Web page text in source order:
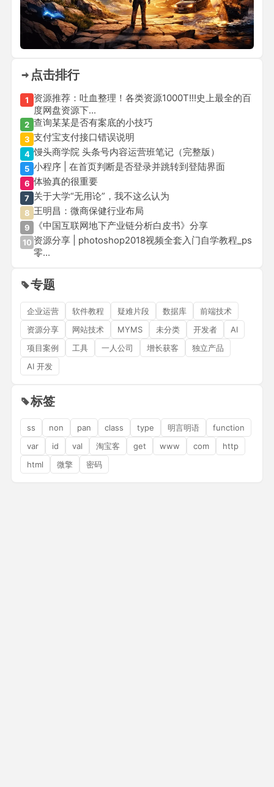
点击排行
1
资源推荐：吐血整理！各类资源1000T!!!史上最全的百
度网盘资源下...
2 查询某某是否有案底的小技巧
3 支付宝支付接口错误说明
4 馒头商学院 头条号内容运营班笔记（完整版）
5 小程序 | 在首页判断是否登录并跳转到登陆界面
6 体验真的很重要
7 关于大学“无用论”，我不这么认为
8 王明昌：微商保健行业布局
9 《中国互联网地下产业链分析白皮书》分享
10 资源分享 | photoshop2018视频全套入门自学教程_ps
零...
专题
企业运营 软件教程 疑难片段 数据库
前端技术
资源分享
网站技术 MYMS 未分类 开发者
AI
项目案例
工具 一人公司 增长获客
独立产品
AI 开发
标签
ss non pan class type 明言明语
function
var
id val 淘宝客 get www com
http
html
微擎 密码